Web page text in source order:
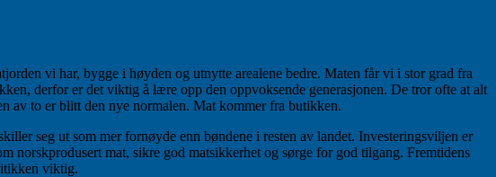
vi har, bygge i høyden og utnytte arealene bedre. Maten får vi i stor grad fra
derfor er det viktig å lære opp den oppvoksende generasjonen. De tror ofte at alt
av to er blitt den nye normalen. Mat kommer fra butikken.
seg ut som mer fornøyde enn bøndene i resten av landet. Investeringsviljen er
norskprodusert mat, sikre god matsikkerhet og sørge for god tilgang. Fremtidens
viktig.